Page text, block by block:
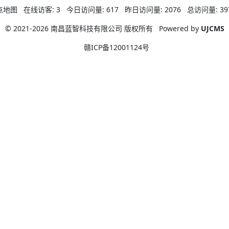
地图 在线访客: 3 今日访问量: 617 昨日访问量: 2076 总访问量:
© 2021-2026 南昌蓝智科技有限公司 版权所有
Powered by UJCMS
赣ICP备12001124号